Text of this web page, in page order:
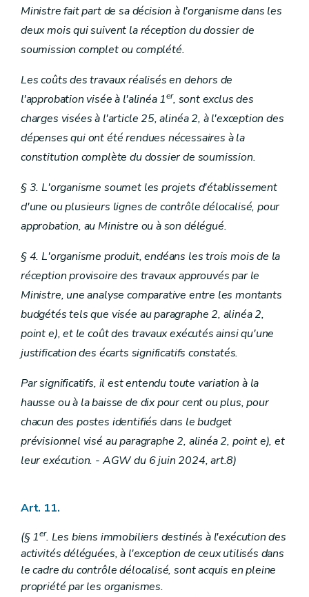
Ministre fait part de sa décision à l'organisme dans les
deux mois qui suivent la réception du dossier de
soumission complet ou complété.
Les coûts des travaux réalisés en dehors de
l'approbation visée à l'alinéa 1er, sont exclus des
charges visées à l'article 25, alinéa 2, à l'exception des
dépenses qui ont été rendues nécessaires à la
constitution complète du dossier de soumission.
§ 3. L'organisme soumet les projets d'établissement
d'une ou plusieurs lignes de contrôle délocalisé, pour
approbation, au Ministre ou à son délégué.
§ 4. L'organisme produit, endéans les trois mois de la
réception provisoire des travaux approuvés par le
Ministre, une analyse comparative entre les montants
budgétés tels que visée au paragraphe 2, alinéa 2,
point e), et le coût des travaux exécutés ainsi qu'une
justification des écarts significatifs constatés.
Par significatifs, il est entendu toute variation à la
hausse ou à la baisse de dix pour cent ou plus, pour
chacun des postes identifiés dans le budget
prévisionnel visé au paragraphe 2, alinéa 2, point e), et
leur exécution. - AGW du 6 juin 2024, art.8)
Art. 11.
(§ 1er. Les biens immobiliers destinés à l'exécution des
activités déléguées, à l'exception de ceux utilisés dans
le cadre du contrôle délocalisé, sont acquis en pleine
propriété par les organismes.